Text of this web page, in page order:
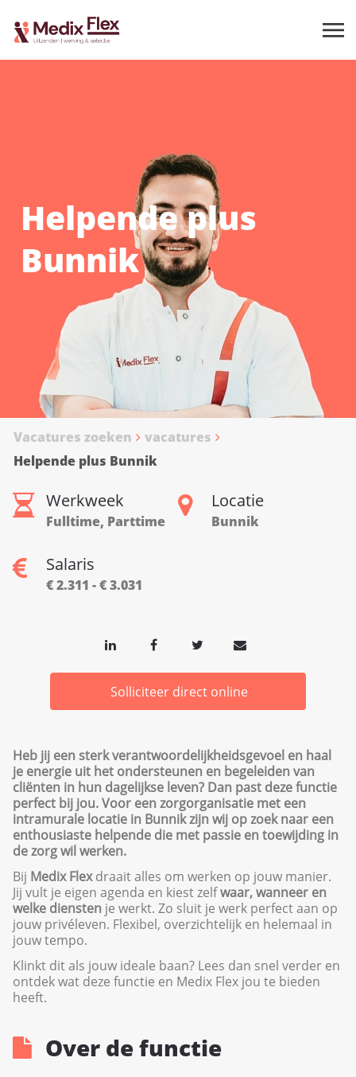
Helpende plus
Bunnik
Vacatures zoeken
vacatures
Helpende plus Bunnik
Werkweek
Fulltime, Parttime
Locatie
Bunnik
Salaris
€ 2.311 - € 3.031
Solliciteer direct online
Heb jij een sterk verantwoordelijkheidsgevoel en haal
je energie uit het ondersteunen en begeleiden van
cliënten in hun dagelijkse leven? Dan past deze functie
perfect bij jou. Voor een zorgorganisatie met een
intramurale locatie in Bunnik zijn wij op zoek naar een
enthousiaste helpende die met passie en toewijding in
de zorg wil werken.
Bij Medix Flex draait alles om werken op jouw manier.
Jij vult je eigen agenda en kiest zelfwaar, wanneer en
welke diensten je werkt. Zo sluit je werk perfect aan op
jouw privéleven. Flexibel, overzichtelijk en helemaal in
jouw tempo.
Klinkt dit als jouw ideale baan? Lees dan snel verder en
ontdek wat deze functie en Medix Flex jou te bieden
heeft.
Over de functie